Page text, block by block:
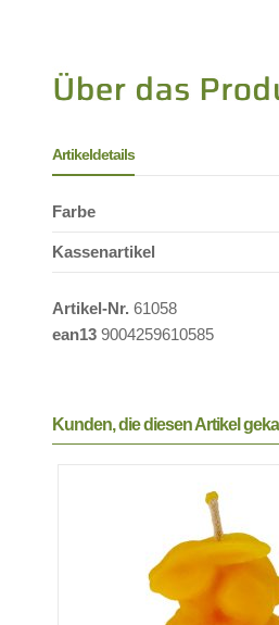
Artikeldetails
Farbe
Kassenartikel
Artikel-Nr. 61058
ean13 9004259610585
Kunden, die diesen Artikel